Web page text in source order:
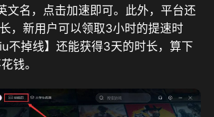
文名，点击加速即可。此外，平台还
，新用户可以领取3小时的提速时
不掉线】还能获得3天的时长，算下
钱。